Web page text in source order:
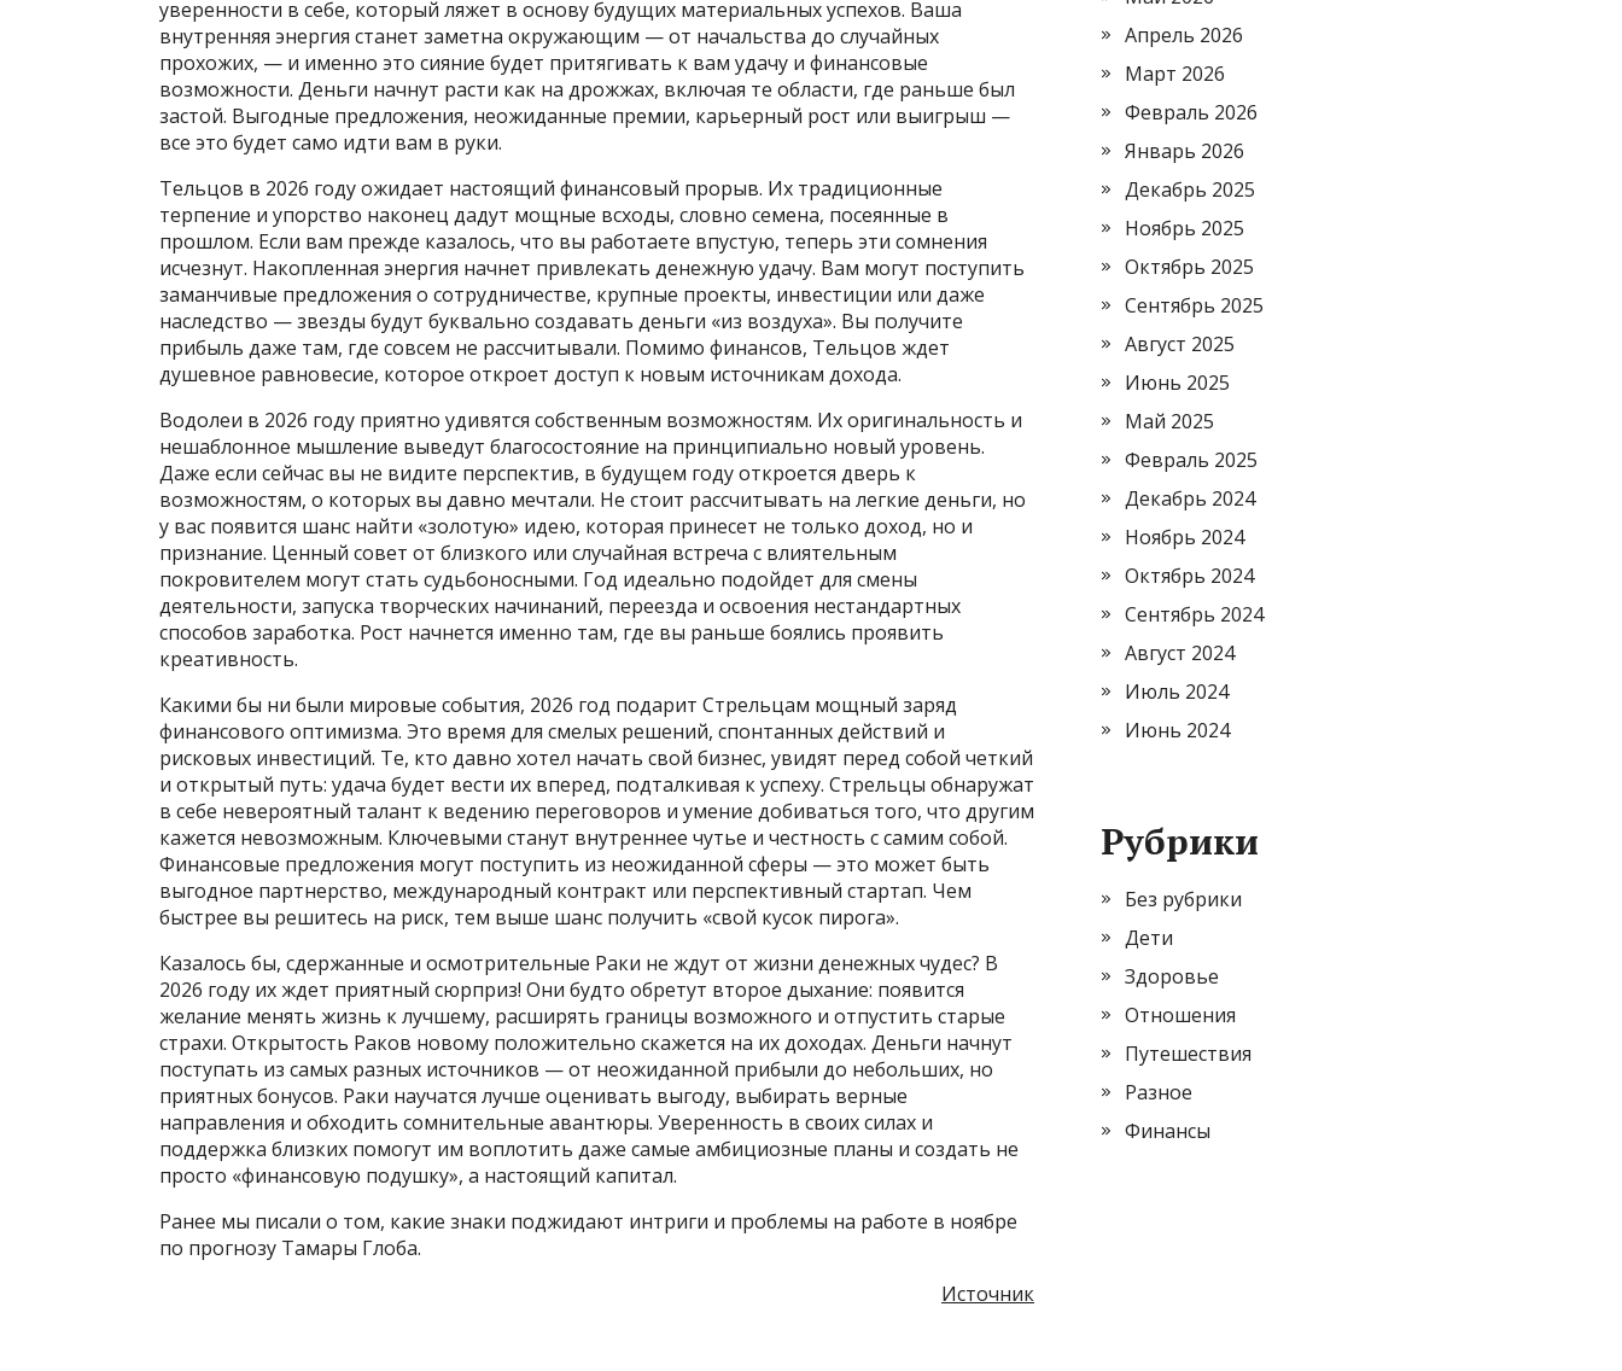
уверенности в себе, который ляжет в основу будущих материальных успехов. Ваша
внутренняя энергия станет заметна окружающим — от начальства до случайных
прохожих, — и именно это сияние будет притягивать к вам удачу и финансовые
возможности. Деньги начнут расти как на дрожжах, включая те области, где раньше был
застой. Выгодные предложения, неожиданные премии, карьерный рост или выигрыш —
все это будет само идти вам в руки.
Тельцов в 2026 году ожидает настоящий финансовый прорыв. Их традиционные
терпение и упорство наконец дадут мощные всходы, словно семена, посеянные в
прошлом. Если вам прежде казалось, что вы работаете впустую, теперь эти сомнения
исчезнут. Накопленная энергия начнет привлекать денежную удачу. Вам могут поступить
заманчивые предложения о сотрудничестве, крупные проекты, инвестиции или даже
наследство — звезды будут буквально создавать деньги «из воздуха». Вы получите
прибыль даже там, где совсем не рассчитывали. Помимо финансов, Тельцов ждет
душевное равновесие, которое откроет доступ к новым источникам дохода.
Водолеи в 2026 году приятно удивятся собственным возможностям. Их оригинальность и
нешаблонное мышление выведут благосостояние на принципиально новый уровень.
Даже если сейчас вы не видите перспектив, в будущем году откроется дверь к
возможностям, о которых вы давно мечтали. Не стоит рассчитывать на легкие деньги, но
у вас появится шанс найти «золотую» идею, которая принесет не только доход, но и
признание. Ценный совет от близкого или случайная встреча с влиятельным
покровителем могут стать судьбоносными. Год идеально подойдет для смены
деятельности, запуска творческих начинаний, переезда и освоения нестандартных
способов заработка. Рост начнется именно там, где вы раньше боялись проявить
креативность.
Какими бы ни были мировые события, 2026 год подарит Стрельцам мощный заряд
финансового оптимизма. Это время для смелых решений, спонтанных действий и
рисковых инвестиций. Те, кто давно хотел начать свой бизнес, увидят перед собой четкий
и открытый путь: удача будет вести их вперед, подталкивая к успеху. Стрельцы обнаружат
в себе невероятный талант к ведению переговоров и умение добиваться того, что другим
кажется невозможным. Ключевыми станут внутреннее чутье и честность с самим собой.
Финансовые предложения могут поступить из неожиданной сферы — это может быть
выгодное партнерство, международный контракт или перспективный стартап. Чем
быстрее вы решитесь на риск, тем выше шанс получить «свой кусок пирога».
Казалось бы, сдержанные и осмотрительные Раки не ждут от жизни денежных чудес? В
2026 году их ждет приятный сюрприз! Они будто обретут второе дыхание: появится
желание менять жизнь к лучшему, расширять границы возможного и отпустить старые
страхи. Открытость Раков новому положительно скажется на их доходах. Деньги начнут
поступать из самых разных источников — от неожиданной прибыли до небольших, но
приятных бонусов. Раки научатся лучше оценивать выгоду, выбирать верные
направления и обходить сомнительные авантюры. Уверенность в своих силах и
поддержка близких помогут им воплотить даже самые амбициозные планы и создать не
просто «финансовую подушку», а настоящий капитал.
Ранее мы писали о том, какие знаки поджидают интриги и проблемы на работе в ноябре
по прогнозу Тамары Глоба.
Источник
Апрель 2026
Март 2026
Февраль 2026
Январь 2026
Декабрь 2025
Ноябрь 2025
Октябрь 2025
Сентябрь 2025
Август 2025
Июнь 2025
Май 2025
Февраль 2025
Декабрь 2024
Ноябрь 2024
Октябрь 2024
Сентябрь 2024
Август 2024
Июль 2024
Июнь 2024
Рубрики
Без рубрики
Дети
Здоровье
Отношения
Путешествия
Разное
Финансы